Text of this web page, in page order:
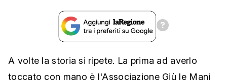
A volte la storia si ripete. La prima ad averlo
toccato con mano è l'Associazione Giù le Mani